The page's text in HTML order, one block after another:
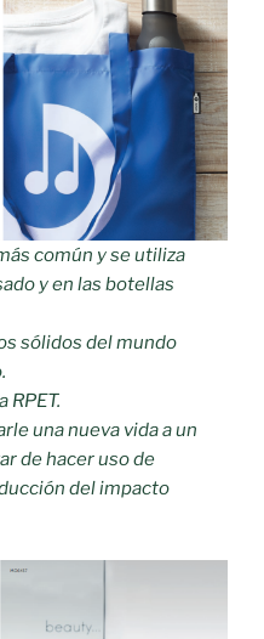
común y se utiliza
y en las botellas
sólidos del mundo
RPET.
una nueva vida a un
de hacer uso de
del impacto